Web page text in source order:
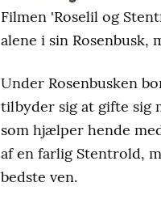
Filmen 'Roselil og
alene i sin Rosenbusk,
Under Rosenbusken
tilbyder sig at gifte sig
som hjælper hende
af en farlig Stentrold,
bedste ven.